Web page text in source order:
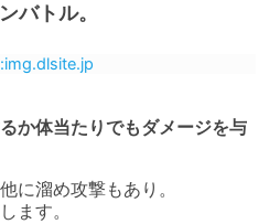
バトル。
か体当たりでもダメージを与
に溜め攻撃もあり。
ます。